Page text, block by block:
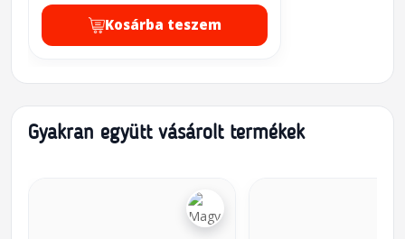
Kosárba teszem
Gyakran együtt vásárolt termékek